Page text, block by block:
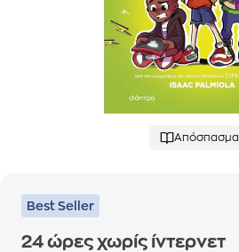
Απόσπασμα
Best Seller
24 ώρες χωρίς ίντερνετ